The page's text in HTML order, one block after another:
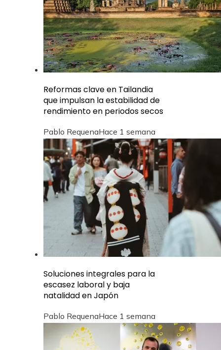
Reformas clave en Tailandia
que impulsan la estabilidad de
rendimiento en periodos secos
Pablo RequenaHace 1 semana
Soluciones integrales para la
escasez laboral y baja
natalidad en Japón
Pablo RequenaHace 1 semana